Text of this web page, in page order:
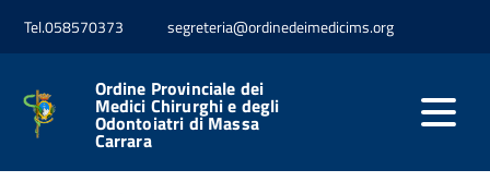
Tel.058570373 segreteria@ordinedeimedicims.org
Ordine Provinciale dei
Medici Chirurghi e degli
Odontoiatri di Massa
Carrara